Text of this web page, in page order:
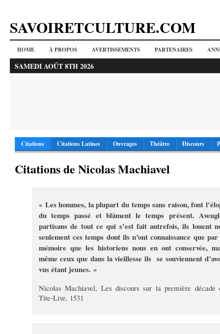
SAVOIRETCULTURE.COM
HOME À PROPOS AVERTISSEMENTS PARTENAIRES
SAMEDI AOÛT 8TH 2026
Citations Citations Latines Ouvrages Théâtre Discours
Citations de Nicolas Machiavel
« Les hommes, la plupart du temps sans raison, font
du temps passé et blâment le temps présent.
partisans de tout ce qui s’est fait autrefois, ils louent
seulement ces temps dont ils n’ont connaissance que
mémoire que les historiens nous en ont conservée,
même ceux que dans la vieillesse ils se souviennent
vus étant jeunes. »
Nicolas Machiavel, Les discours sur la première décade
Tite-Live, 1531